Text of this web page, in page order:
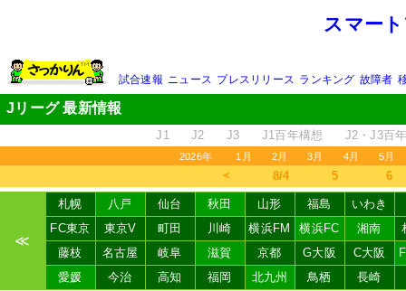
スマー
試合速報 ニュース プレスリリース ランキング 故障者
Jリーグ 最新情報
J1 J2 J3 J1百年構想 J2・J3百
2026年 1月 2月 3月 4月 5月
＜ 8/4 5 6
≪
札幌 八戸 仙台 秋田 山形 福島
いわき
FC東京
東京V 町田 川崎 横浜FM 横浜FC 湘南
藤枝
名古屋 岐阜 滋賀 京都 G大阪 C大阪
愛媛
今治 高知 福岡 北九州 鳥栖 長崎